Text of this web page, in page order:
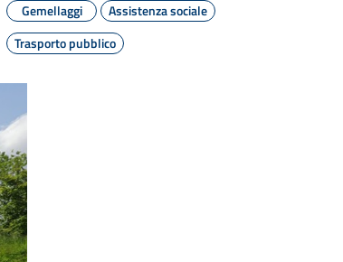
Gemellaggi
Assistenza sociale
Trasporto pubblico